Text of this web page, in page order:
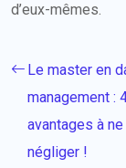
d’eux-mêmes.
Le master en
management :
avantages à
négliger !